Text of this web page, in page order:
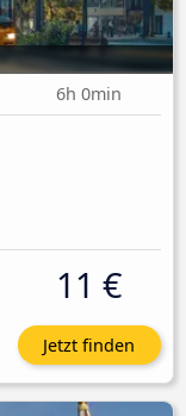
6h 0min
11 €
Jetzt finden